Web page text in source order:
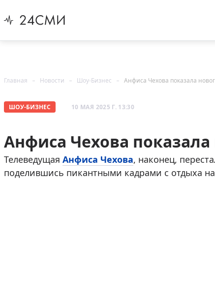
Главная Новости Шоу-Бизнес Анфиса Чехова показала
ШОУ-БИЗНЕС 10 МАЯ 2025 Г. 13:30
Анфиса Чехова
Телеведущая Анфиса Чехова, наконец,
поделившись пикантными кадрами с отдыха